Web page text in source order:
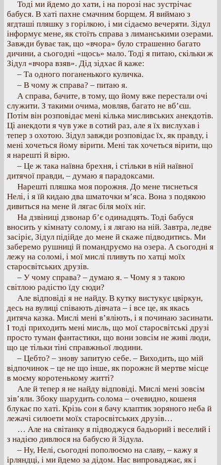
Тоді ми йдемо до хати, і на порозі нас зустрічає
бабуся. В хаті пахне смачним борщем. Я виймаю з
ягдташі пляшку з горілкою, і ми сідаємо вечеряти. Зідул
інформує мене, як стоїть справа з лиманськими озерами.
Завжди буває так, що «вчора» було страшенно багато
дичини, а сьогодні «щось» мало. Тоді я питаю, скільки ж
Зідул «вчора взяв». Дід зідхає й каже:
– Та одного поганенького куличка.
– В чому ж справа? – питаю я.
А справа, бачите, в тому, що йому вже перестали очі
служити. З такими очима, мовляв, багато не вб’єш.
Потім він розповідає мені кілька мисливських анекдотів.
Ці анекдоти я чув уже в сотий раз, але я їх вислухав і
тепер з охотою. Зідул завжди розповідає їх, як правду, і
мені хочеться йому вірити. Мені так хочеться вірити, що
я нарешті й вірю.
– Це ж така наївна брехня, і стільки в ній наївної
дитячої правди, – думаю я парадоксами.
Нарешті пляшка моя порожня. До мене тиснеться
Нелі, і я їй кидаю два шматочки м’яса. Вона з подякою
дивиться на мене й лягає біля моїх ніг.
На дзвіниці дзвонар б’є одинадцять. Тоді бабуся
вносить у кімнату солому, і я лягаю на ній. Завтра, ледве
засіріє, Зідул підійде до мене й скаже підводитись. Ми
заберемо рушниці й помандруємо на озера. А сьогодні я
лежу на соломі, і мої мислі пливуть по хатці моїх
старосвітських друзів.
– У чому справа? – думаю я. – Чому я з такою
світлою радістю їду сюди?
Але відповіді я не найду. В кутку вистукує цвіркун,
десь на вулиці співають дівчата – і все це, як якась
дитяча казка. Мислі мені в’яліють, і я починаю засинати.
І тоді приходить мені мисль, що мої старосвітські друзі
просто туман фантастики, що вони зовсім не живі люди,
що це тільки тіні справжньої людини.
– Цебто? – знову запитую себе. – Виходить, що мій
відпочинок – це не що інше, як порожнє й мертве місце
в моєму коротенькому житті?
Але й тепер я не найду відповіді. Мислі мені зовсім
зів’яли. Збоку шарудить солома – очевидно, кошеня
блукає по хаті. Крізь сон я бачу клаптик зоряного неба й
лежачі силюети моїх старосвітських друзів…
… Але на світанку я підводжуся бадьорий і веселий і
з надією дивлюся на бабусю й Зідула.
– Ну, Нелі, сьогодні пополюємо на славу, – кажу я
ірляндці, і ми йдемо за дідом. Нас випроваджає, як і